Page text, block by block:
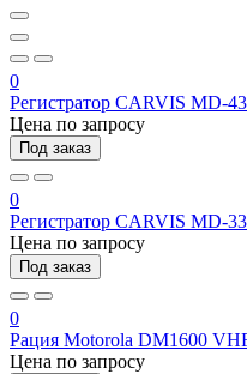
0
Регистратор CARVIS MD-
Цена по запросу
Под заказ
0
Регистратор CARVIS MD-
Цена по запросу
Под заказ
0
Рация Motorola DM1600
Цена по запросу